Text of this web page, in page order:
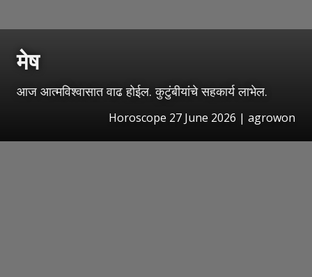
मेष
आज आत्मविश्वासात वाढ होईल. कुटुंबीयांचे सहकार्य लाभेल.
Horoscope 27 June 2026 | agrowon